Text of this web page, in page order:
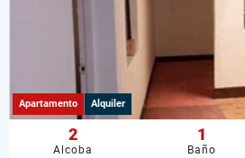
Apartamento Alquiler
2
Alcoba
1
Baño